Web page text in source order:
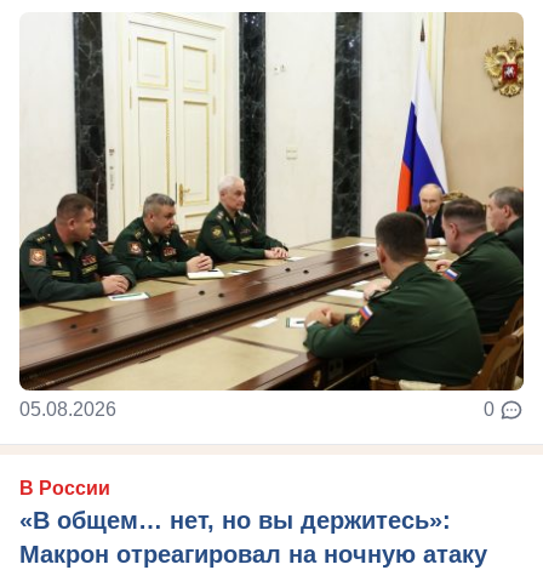
05.08.2026 0
В России
«В общем… нет, но вы держитесь»:
Макрон отреагировал на ночную атаку